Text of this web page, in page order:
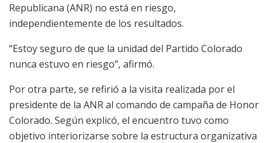
Republicana (ANR) no está en riesgo,
independientemente de los resultados.
“Estoy seguro de que la unidad del Partido Colorado
nunca estuvo en riesgo”, afirmó.
Por otra parte, se refirió a la visita realizada por el
presidente de la ANR al comando de campaña de Honor
Colorado. Según explicó, el encuentro tuvo como
objetivo interiorizarse sobre la estructura organizativa